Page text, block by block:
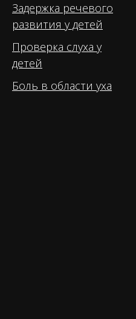
Задержка речевого
развития у детей
Проверка слуха у
детей
Боль в области уха